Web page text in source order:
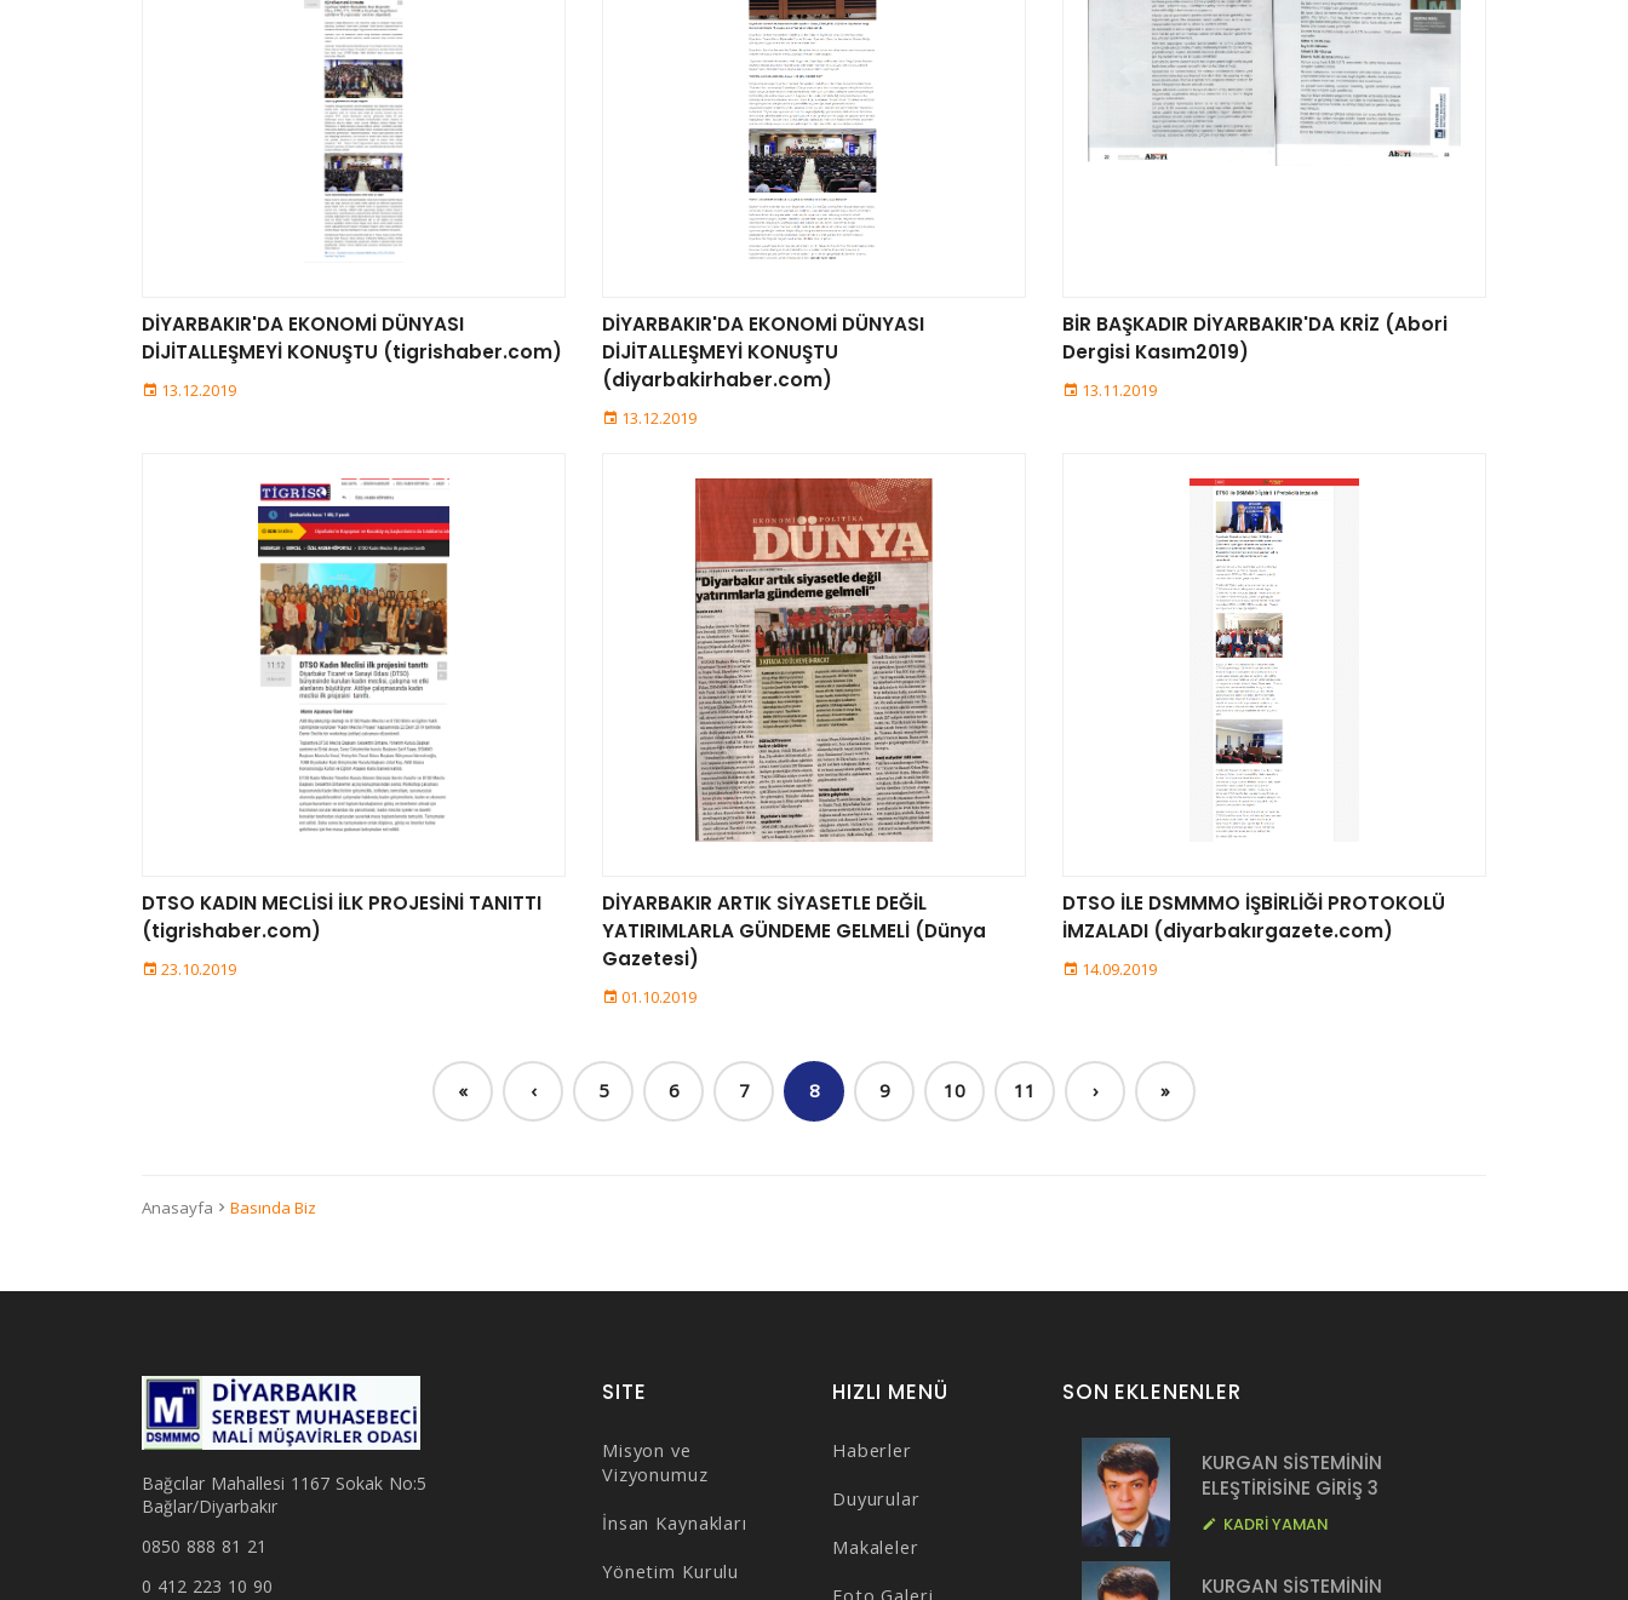
DİYARBAKIR'DA EKONOMİ DÜNYASI
DİJİTALLEŞMEYİ KONUŞTU (tigrishaber.com)
13.12.2019
DİYARBAKIR'DA EKONOMİ DÜNYASI
DİJİTALLEŞMEYİ KONUŞTU
(diyarbakirhaber.com)
13.12.2019
BİR BAŞKADIR DİYARBAKIR'DA KRİZ (Abori
Dergisi Kasım2019)
13.11.2019
DTSO KADIN MECLİSİ İLK PROJESİNİ TANITTI
(tigrishaber.com)
23.10.2019
DİYARBAKIR ARTIK SİYASETLE DEĞİL
YATIRIMLARLA GÜNDEME GELMELİ (Dünya
Gazetesi)
01.10.2019
DTSO İLE DSMMMO İŞBİRLİĞİ PROTOKOLÜ
İMZALADI (diyarbakırgazete.com)
14.09.2019
« ‹ 5 6 7 8 9 10 11 › »
Anasayfa Basında Biz
Bağcılar Mahallesi 1167 Sokak No:5
Bağlar/Diyarbakır
0850 888 81 21
0 412 223 10 90
SITE
Misyon ve
Vizyonumuz
İnsan Kaynakları
Yönetim Kurulu
HIZLI MENÜ
Haberler
Duyurular
Makaleler
Foto Galeri
SON EKLENENLER
KURGAN SİSTEMİNİN
ELEŞTİRİSİNE GİRİŞ 3
KADRİ YAMAN
KURGAN SİSTEMİNİN